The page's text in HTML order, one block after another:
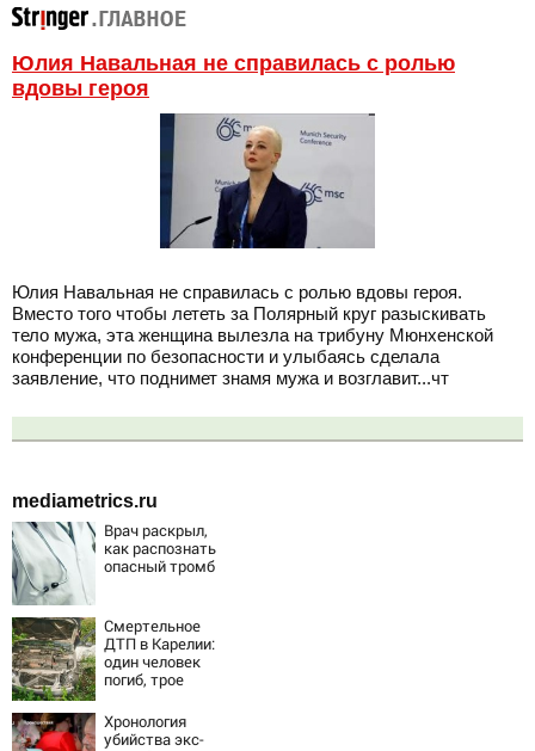
Юлия Навальная не справилась с ролью
вдовы героя
Юлия Навальная не справилась с ролью вдовы героя.
Вместо того чтобы лететь за Полярный круг разыскивать
тело мужа, эта женщина вылезла на трибуну Мюнхенской
конференции по безопасности и улыбаясь сделала
заявление, что поднимет знамя мужа и возглавит...чт
mediametrics.ru
Врач раскрыл,
как распознать
опасный тромб
Смертельное
ДТП в Карелии:
один человек
погиб, трое
(ФОТО)
Хронология
убийства экс-